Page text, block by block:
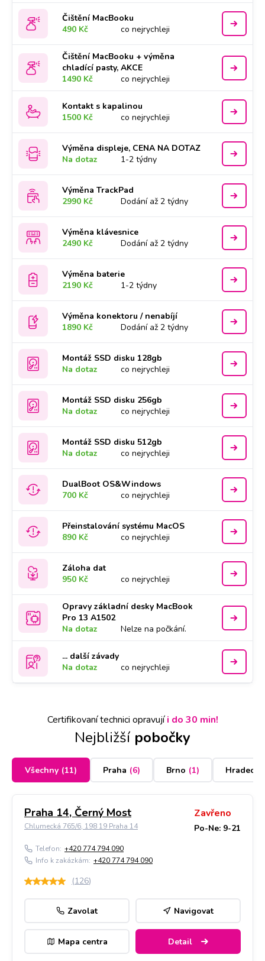
Čištění MacBooku
490 Kč
co nejrychleji
Čištění MacBooku + výměna
chladící pasty, AKCE
1490 Kč
co nejrychleji
Kontakt s kapalinou
1500 Kč
co nejrychleji
Výměna displeje, CENA NA DOTAZ
Na dotaz
1-2 týdny
Výměna TrackPad
2990 Kč
Dodání až 2 týdny
Výměna klávesnice
2490 Kč
Dodání až 2 týdny
Výměna baterie
2190 Kč
1-2 týdny
Výměna konektoru / nenabíjí
1890 Kč
Dodání až 2 týdny
Montáž SSD disku 128gb
Na dotaz
co nejrychleji
Montáž SSD disku 256gb
Na dotaz
co nejrychleji
Montáž SSD disku 512gb
Na dotaz
co nejrychleji
DualBoot OS&Windows
700 Kč
co nejrychleji
Přeinstalování systému MacOS
890 Kč
co nejrychleji
Záloha dat
950 Kč
co nejrychleji
Opravy základní desky MacBook
Pro 13 A1502
Na dotaz
Nelze na počkání.
... další závady
Na dotaz
co nejrychleji
Certifikovaní technici opravujíi do 30 min!
Nejbližší pobočky
Všechny (11) Praha (6) Brno (1) Hradec
Praha 14, Černý Most
Chlumecká 765/6, 198 19 Praha 14
Zavřeno
Po-Ne: 9-21
Telefon: +420 774 794 090
Info k zakázkám: +420 774 794 090
(126)
Zavolat Navigovat
Mapa centra Detail